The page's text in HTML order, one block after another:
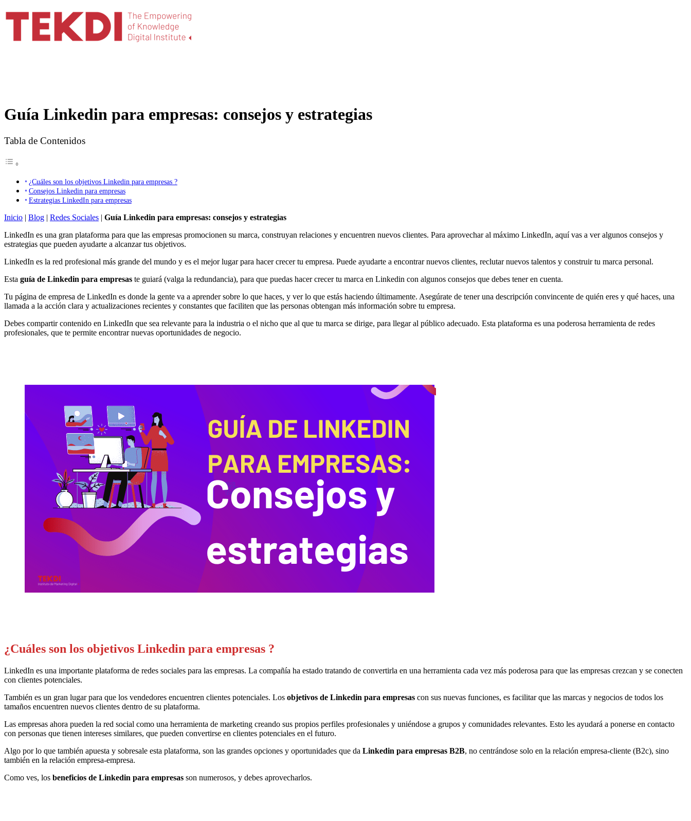
Guía Linkedin para empresas: consejos y estrategias
Tabla de Contenidos
¿Cuáles son los objetivos Linkedin para empresas ?
Consejos Linkedin para empresas
Estrategias LinkedIn para empresas
Inicio | Blog | Redes Sociales | Guía Linkedin para empresas: consejos y estrategias
LinkedIn es una gran plataforma para que las empresas promocionen su marca, construyan relaciones y encuentren nuevos clientes. Para aprovechar al máximo LinkedIn, aquí vas a ver algunos consejos y
estrategias que pueden ayudarte a alcanzar tus objetivos.
LinkedIn es la red profesional más grande del mundo y es el mejor lugar para hacer crecer tu empresa. Puede ayudarte a encontrar nuevos clientes, reclutar nuevos talentos y construir tu marca personal.
Esta guía de Linkedin para empresas te guiará (valga la redundancia), para que puedas hacer crecer tu marca en Linkedin con algunos consejos que debes tener en cuenta.
Tu página de empresa de LinkedIn es donde la gente va a aprender sobre lo que haces, y ver lo que estás haciendo últimamente. Asegúrate de tener una descripción convincente de quién eres y qué haces, una
llamada a la acción clara y actualizaciones recientes y constantes que faciliten que las personas obtengan más información sobre tu empresa.
Debes compartir contenido en LinkedIn que sea relevante para la industria o el nicho que al que tu marca se dirige, para llegar al público adecuado. Esta plataforma es una poderosa herramienta de redes
profesionales, que te permite encontrar nuevas oportunidades de negocio.
¿Cuáles son los objetivos Linkedin para empresas ?
LinkedIn es una importante plataforma de redes sociales para las empresas. La compañía ha estado tratando de convertirla en una herramienta cada vez más poderosa para que las empresas crezcan y se conecten
con clientes potenciales.
También es un gran lugar para que los vendedores encuentren clientes potenciales. Los objetivos de Linkedin para empresas con sus nuevas funciones, es facilitar que las marcas y negocios de todos los
tamaños encuentren nuevos clientes dentro de su plataforma.
Las empresas ahora pueden la red social como una herramienta de marketing creando sus propios perfiles profesionales y uniéndose a grupos y comunidades relevantes. Esto les ayudará a ponerse en contacto
con personas que tienen intereses similares, que pueden convertirse en clientes potenciales en el futuro.
Algo por lo que también apuesta y sobresale esta plataforma, son las grandes opciones y oportunidades que da Linkedin para empresas B2B, no centrándose solo en la relación empresa-cliente (B2c), sino
también en la relación empresa-empresa.
Como ves, los beneficios de Linkedin para empresas son numerosos, y debes aprovecharlos.